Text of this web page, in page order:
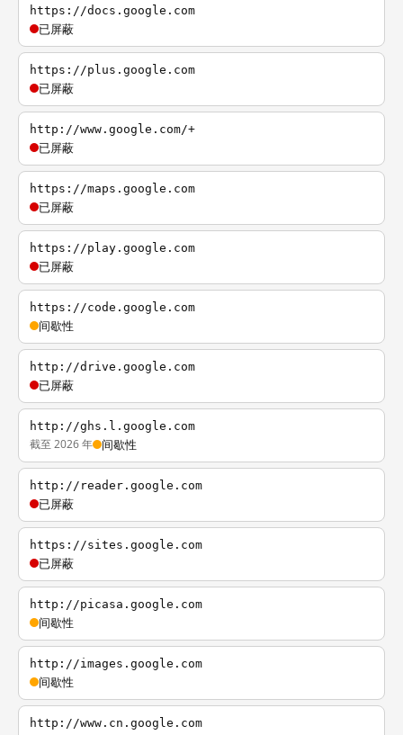
https://docs.google.com
已屏蔽
https://plus.google.com
已屏蔽
http://www.google.com/+
已屏蔽
https://maps.google.com
已屏蔽
https://play.google.com
已屏蔽
https://code.google.com
间歇性
http://drive.google.com
已屏蔽
http://ghs.l.google.com
截至 2026 年 间歇性
http://reader.google.com
已屏蔽
https://sites.google.com
已屏蔽
http://picasa.google.com
间歇性
http://images.google.com
间歇性
http://www.cn.google.com